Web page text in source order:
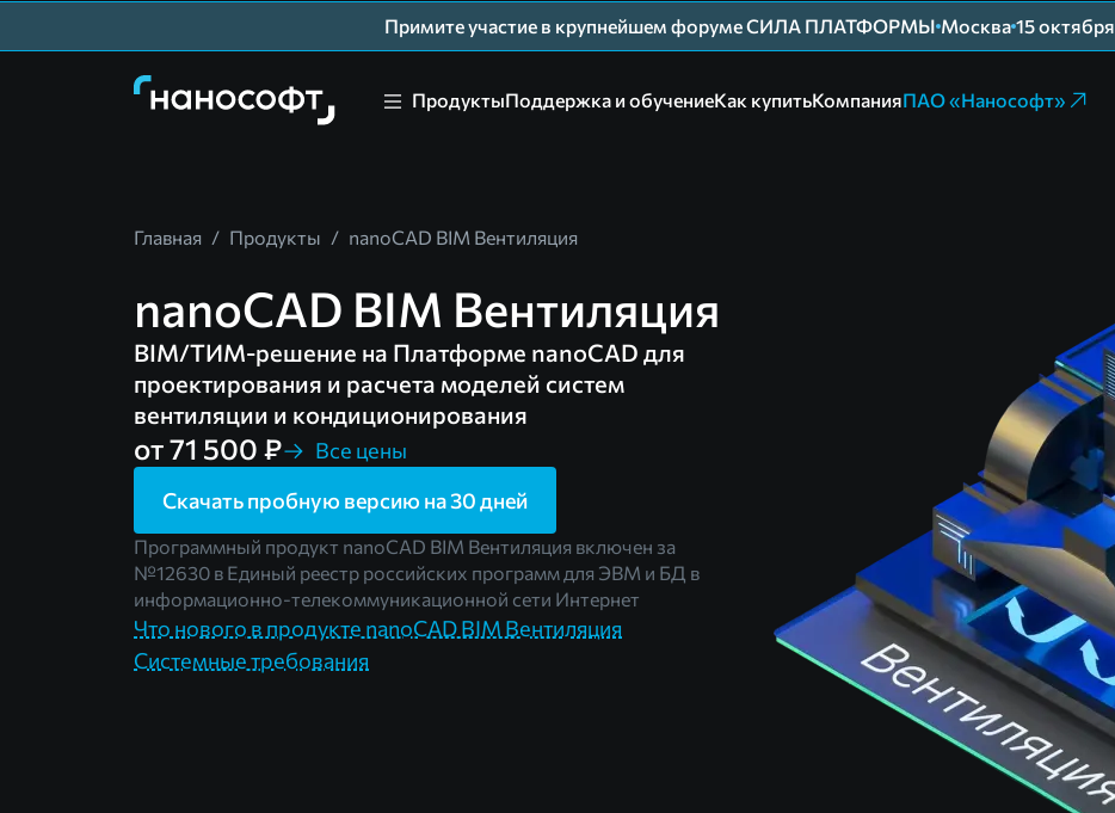
Примите участие в крупнейшем форуме СИЛА ПЛАТФОРМЫ Москва 15 октября
ПродуктыПоддержка и обучениеКак купитьКомпанияПАО «Нанософт»
Главная / Продукты / nanoCAD BIM Вентиляция
nanoCAD BIM Вентиляция
BIM/ТИМ-решение на Платформе nanoCAD для
проектирования и расчета моделей систем
вентиляции и кондиционирования
от 71 500 ₽
Все цены
Скачать пробную версию на 30 дней
Программный продукт nanoCAD BIM Вентиляция включен за
№12630 в Единый реестр российских программ для ЭВМ и БД в
информационно-телекоммуникационной сети Интернет
Что нового в продукте nanoCAD BIM Вентиляция
Системные требования